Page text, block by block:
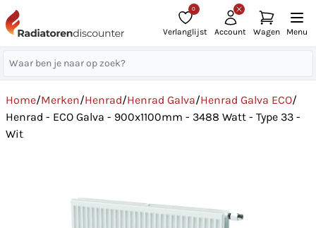
0
Verlanglijst Account Wagen Menu
Home/Merken/Henrad/Henrad Galva/Henrad Galva ECO/
Henrad - ECO Galva - 900x1100mm - 3488 Watt - Type 33 -
Wit